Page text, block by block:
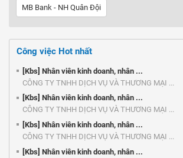
MB Bank - NH Quân Đội
Công việc Hot nhất
[Kbs] Nhân viên kinh doanh, nhân ...
CÔNG TY TNHH DỊCH VỤ VÀ THƯƠNG MẠI ...
[Kbs] Nhân viên kinh doanh, nhân ...
CÔNG TY TNHH DỊCH VỤ VÀ THƯƠNG MẠI ...
[Kbs] Nhân viên kinh doanh, nhân ...
CÔNG TY TNHH DỊCH VỤ VÀ THƯƠNG MẠI ...
[Kbs] Nhân viên kinh doanh, nhân ...